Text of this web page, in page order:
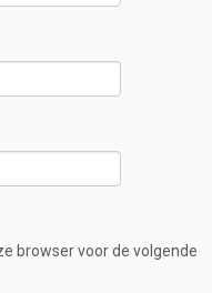
browser voor de volgende